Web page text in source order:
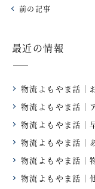
前の記事
最近の情報
物流よもやま話｜
物流よもやま話｜
物流よもやま話｜
物流よもやま話｜
物流よもやま話｜
物流よもやま話｜